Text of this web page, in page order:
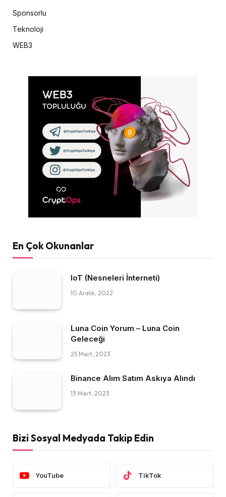
Sponsorlu
Teknoloji
WEB3
En Çok Okunanlar
IoT (Nesneleri İnterneti)
10 Aralık, 2022
Luna Coin Yorum – Luna Coin
Geleceği
25 Mart, 2023
Binance Alım Satım Askıya Alındı
13 Mart, 2023
Bizi Sosyal Medyada Takip Edin
YouTube TikTok